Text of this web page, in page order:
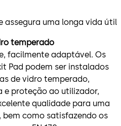
assegura uma longa vida útil
temperado
facilmente adaptável. Os
Pad podem ser instalados
de vidro temperado,
e proteção ao utilizador,
qualidade para uma
como satisfazendo os